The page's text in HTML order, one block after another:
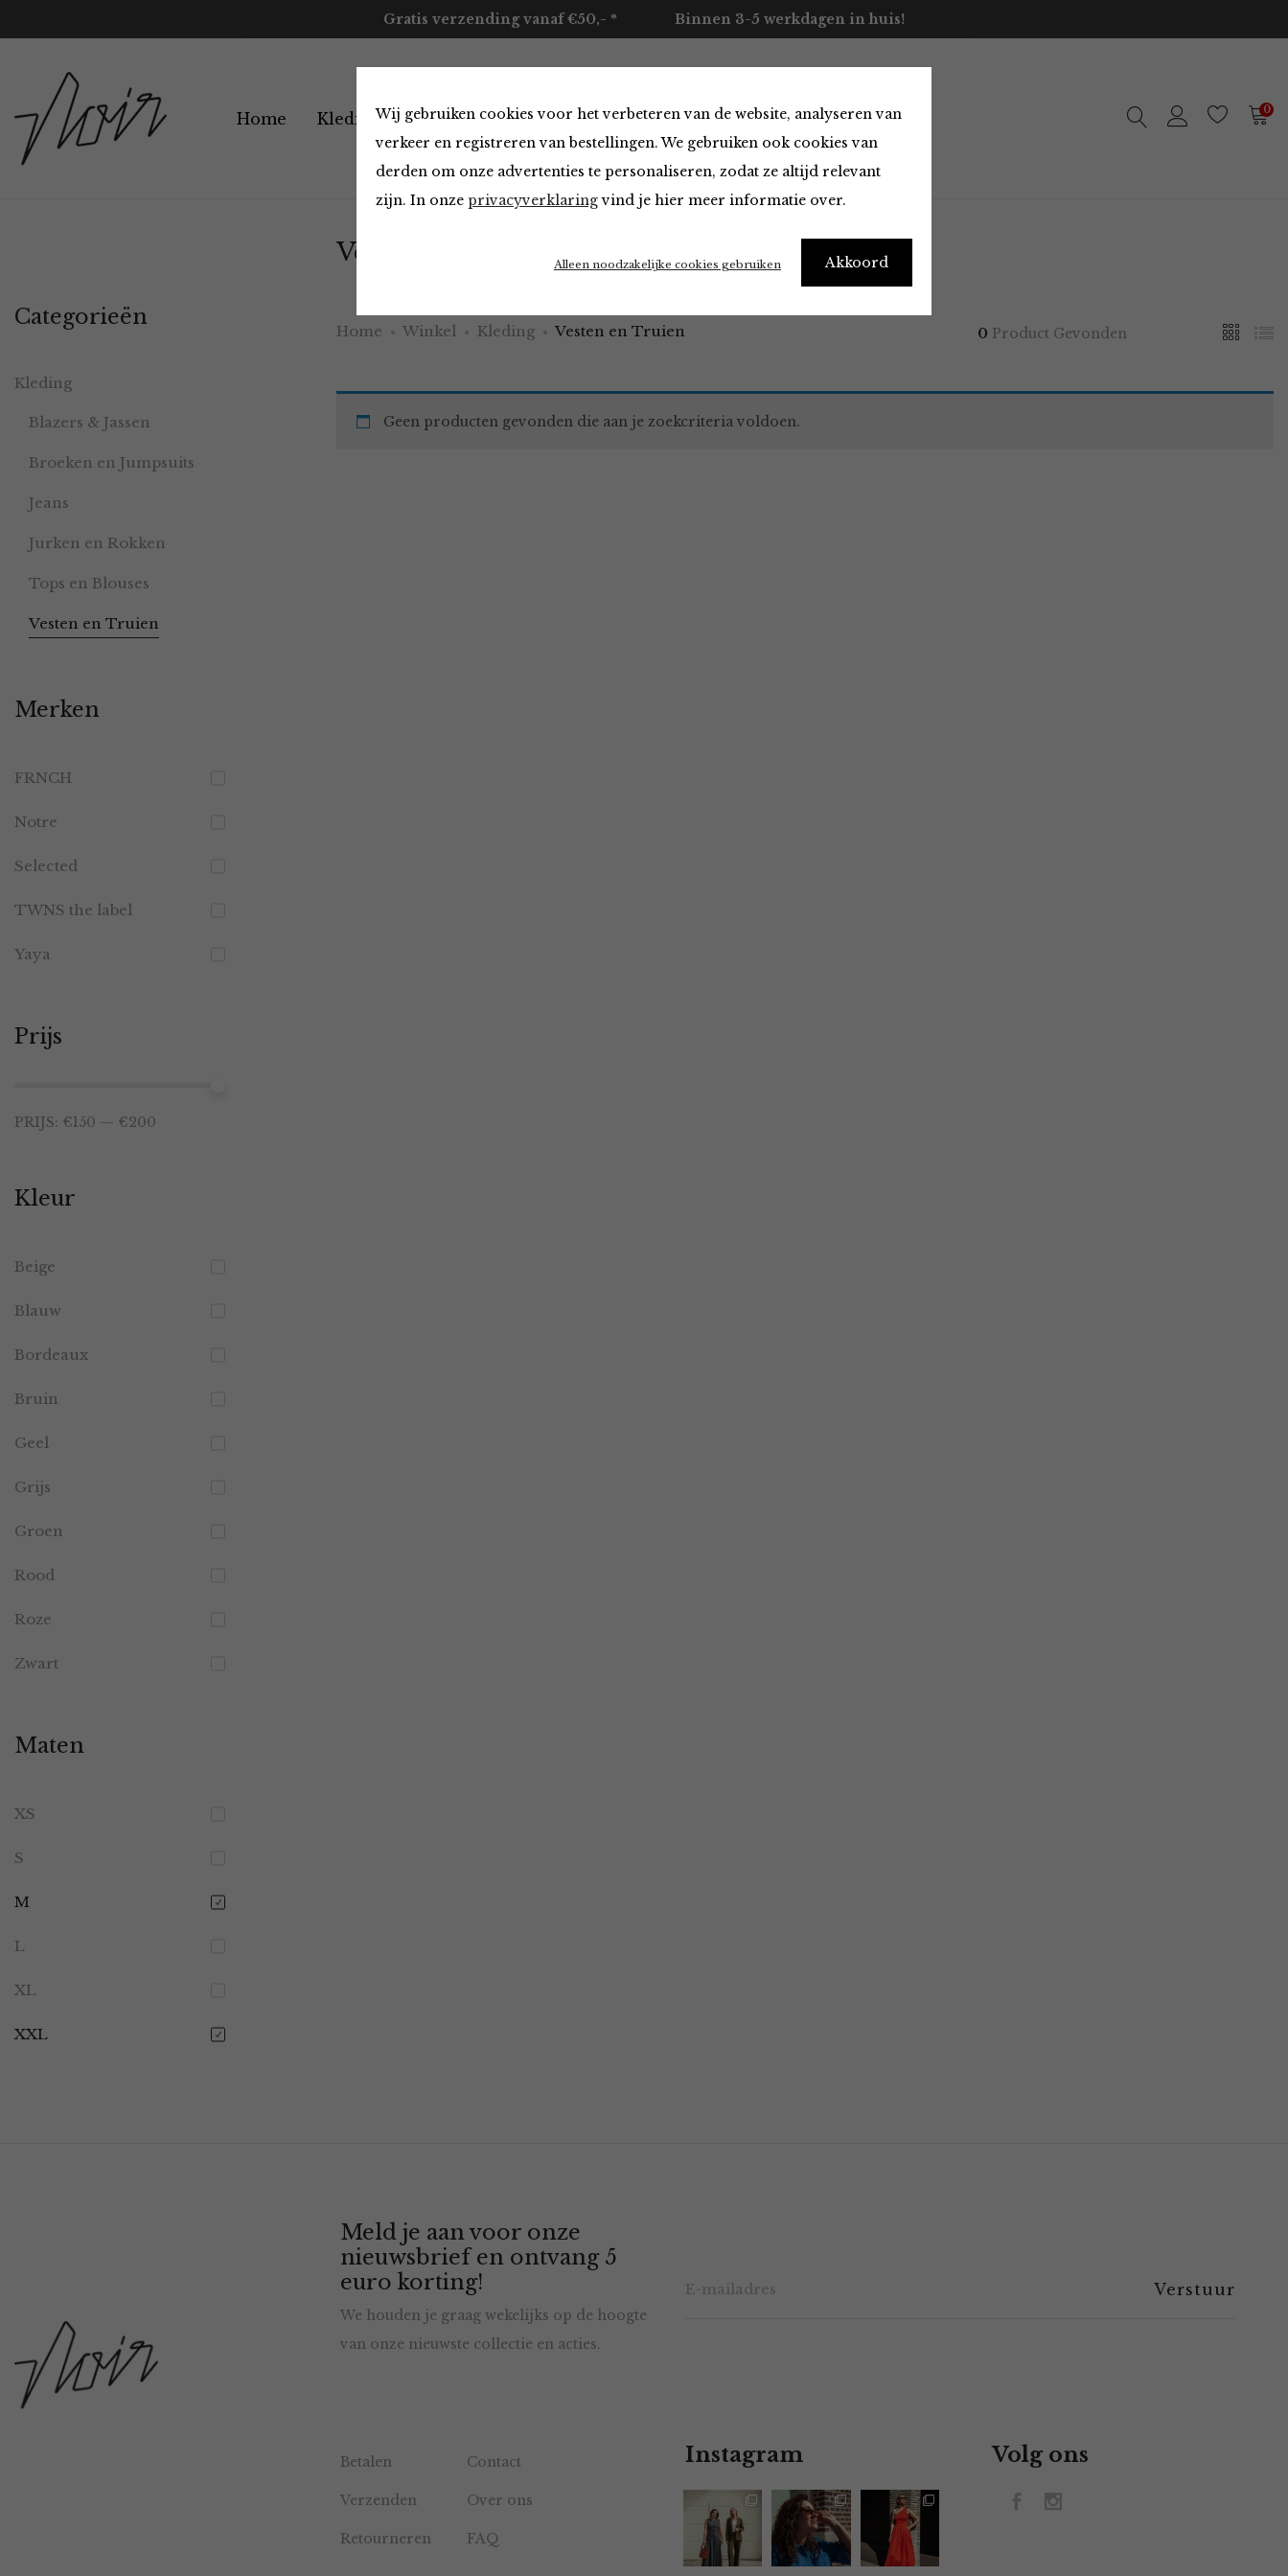
Wij gebruiken cookies voor het verbeteren van de website, analyseren van
verkeer en registreren van bestellingen. We gebruiken ook cookies van
derden om onze advertenties te personaliseren, zodat ze altijd relevant
zijn. In onze privacyverklaringvind je hier meer informatie over.
Akkoord
Alleen noodzakelijke cookies gebruiken
Gratis verzending vanaf €50,- * Binnen 3-5 werkdagen in huis!
Home Kleding Accessoires Merken Over ons Contact 0
Vesten en Truien
Home Winkel Kleding Vesten en Truien 0 Product Gevonden
Geen producten gevonden die aan je zoekcriteria voldoen.
Categorieën
Kleding
Blazers & Jassen
Broeken en Jumpsuits
Jeans
Jurken en Rokken
Tops en Blouses
Vesten en Truien
Merken
FRNCH
Notre
Selected
TWNS the label
Yaya
Prijs
PRIJS: €150 — €200
Kleur
Beige
Blauw
Bordeaux
Bruin
Geel
Grijs
Groen
Rood
Roze
Zwart
Maten
XS
S
M
L
XL
XXL
Meld je aan voor onze
nieuwsbrief en ontvang 5
euro korting!
We houden je graag wekelijks op de hoogte
van onze nieuwste collectie en acties.
Betalen Contact
Verzenden Over ons
Retourneren FAQ
Instagram Volg ons